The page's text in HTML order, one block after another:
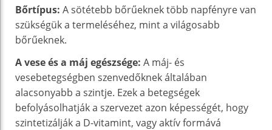
Bőrtípus: A sötétebb bőrűeknek több napfényre van
szükségük a termeléséhez, mint a világosabb
bőrűeknek.
A vese és a máj egészsége: A máj- és
vesebetegségben szenvedőknek általában
alacsonyabb a szintje. Ezek a betegségek
befolyásolhatják a szervezet azon képességét, hogy
szintetizálják a D-vitamint, vagy aktív formává